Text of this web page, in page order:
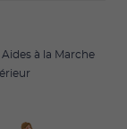
à la Marche